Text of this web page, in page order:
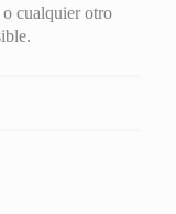
cualquier otro